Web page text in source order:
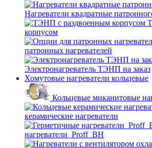
Нагреватели квадратные
корпусом
патронных нагревателей
Электронагреватель ТЭНП на заказ
Хомутовые нагреватели кольцевые
Кольцевые миканитовые
керамические нагреватели
нагреватели_Proff_BH